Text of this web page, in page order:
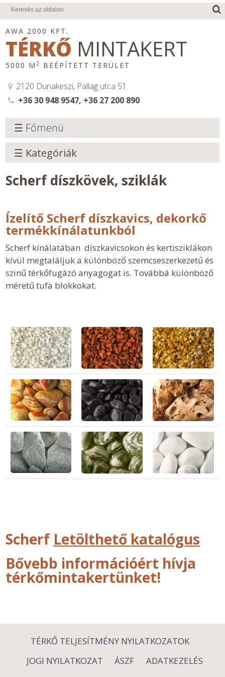
AWA 2000 KFT.
TÉRKŐ MINTAKERT
5000 M2 BEÉPÍTETT TERÜLET
2120 Dunakeszi, Pallag utca 51.
+36 30 948 9547, +36 27 200 890
☰ Főmenü
☰ Kategóriák
Scherf díszkövek, sziklák
Ízelítő Scherf díszkavics, dekorkő
termékkínálatunkból
Scherf kínálatában díszkavicsokon és kertisziklákon
kívül megtaláljuk a különböző szemcseszerkezetű és
szinű térkőfugázó anyagogat is. Továbbá különböző
méretű tufa blokkokat.
Scherf Letölthető katalógus
Bővebb információért hívja
térkőmintakertünket!
TÉRKŐ TELJESÍTMÉNY NYILATKOZATOK
JOGI NYILATKOZAT
ÁSZF ADATKEZELÉS